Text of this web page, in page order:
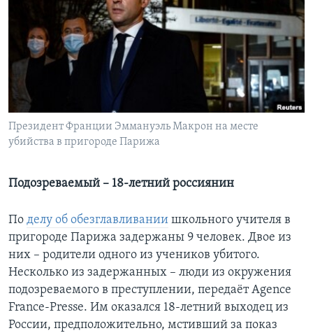
Learning English
СОЦИАЛЬНЫЕ СЕТИ
Языки
Президент Франции Эммануэль Макрон на месте
убийства в пригороде Парижа
Подозреваемый – 18-летний россиянин
По делу об обезглавливании школьного учителя в
пригороде Парижа задержаны 9 человек. Двое из
них – родители одного из учеников убитого.
Несколько из задержанных – люди из окружения
подозреваемого в преступлении, передаёт Agence
France-Presse. Им оказался 18-летний выходец из
России, предположительно, мстивший за показ